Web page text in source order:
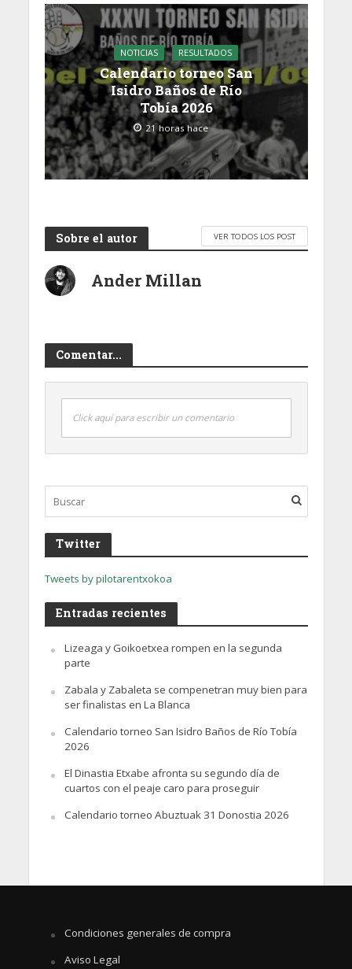
NOTICIAS RESULTADOS
Calendario torneo San
Isidro Baños de Río
Tobía 2026
21 horas hace
Sobre el autor VER TODOS LOS POST
Ander Millan
Comentar...
Click aquí para escribir un comentario
Twitter
Tweets by pilotarentxokoa
Entradas recientes
Lizeaga y Goikoetxea rompen en la segunda
parte
Zabala y Zabaleta se compenetran muy bien para
ser finalistas en La Blanca
Calendario torneo San Isidro Baños de Río Tobía
2026
El Dinastia Etxabe afronta su segundo día de
cuartos con el peaje caro para proseguir
Calendario torneo Abuztuak 31 Donostia 2026
Condiciones generales de compra
Aviso Legal